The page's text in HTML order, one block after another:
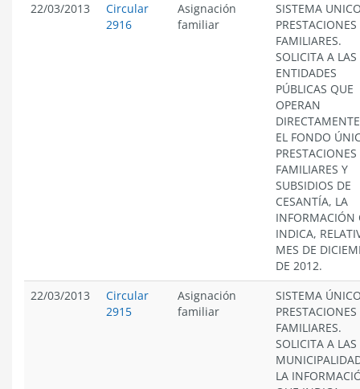
22/03/2013
Circular
2916
Asignación
familiar
SISTEMA
PRESTACIONES
FAMILIARES.
SOLICITA A LAS
ENTIDADES
PÚBLICAS QUE
OPERAN
EL FONDO
PRESTACIONES
FAMILIARES Y
SUBSIDIOS DE
CESANTÍA, LA
INFORMACIÓN
INDICA,
MES DE
DE 2012.
22/03/2013
Circular
2915
Asignación
familiar
SISTEMA
PRESTACIONES
FAMILIARES.
SOLICITA A LAS
LA